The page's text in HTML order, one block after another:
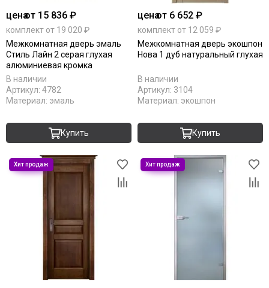
ценаот 15 836 ₽
комплект от 19 020 ₽
Межкомнатная дверь эмаль
Стиль Лайн 2 серая глухая
алюминиевая кромка
В наличии
Артикул: 4782
Материал: эмаль
Купить
ценаот 6 652 ₽
комплект от 12 059 ₽
Межкомнатная дверь экошпон
Нова 1 дуб натуральный глухая
В наличии
Артикул: 3104
Материал: экошпон
Купить